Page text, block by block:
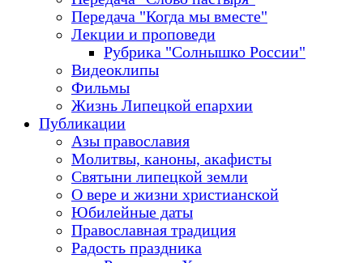
Передача "Когда мы вместе"
Лекции и проповеди
Рубрика "Солнышко России"
Видеоклипы
Фильмы
Жизнь Липецкой епархии
Публикации
Азы православия
Молитвы, каноны, акафисты
Святыни липецкой земли
О вере и жизни христианской
Юбилейные даты
Православная традиция
Радость праздника